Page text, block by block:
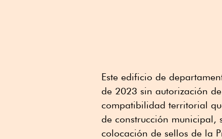
Este edificio de
de 2023 sin autorización
compatibilidad territorial
de construcción municipal,
colocación de sellos de la